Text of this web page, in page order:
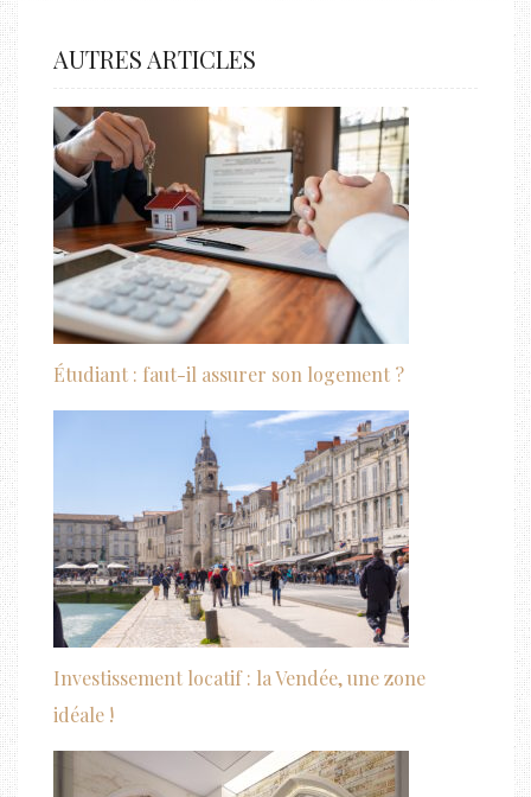
AUTRES ARTICLES
Étudiant : faut-il assurer son logement ?
Investissement locatif : la Vendée, une zone
idéale !